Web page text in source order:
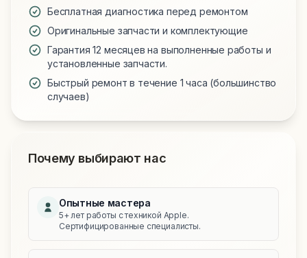
Бесплатная диагностика перед ремонтом
Оригинальные запчасти и комплектующие
Гарантия 12 месяцев на выполненные работы и
установленные запчасти.
Быстрый ремонт в течение 1 часа (большинство
случаев)
Почему выбирают нас
Опытные мастера
5+ лет работы с техникой Apple.
Сертифицированные специалисты.